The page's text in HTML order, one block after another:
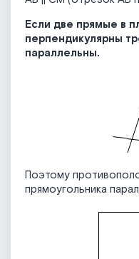
Если две прямые в
перпендикулярны
параллельны.
Поэтому
прямоугольника